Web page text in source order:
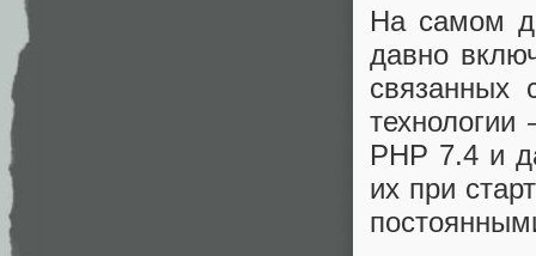
На самом
давно
связанных
PHP 7.4 и
их при